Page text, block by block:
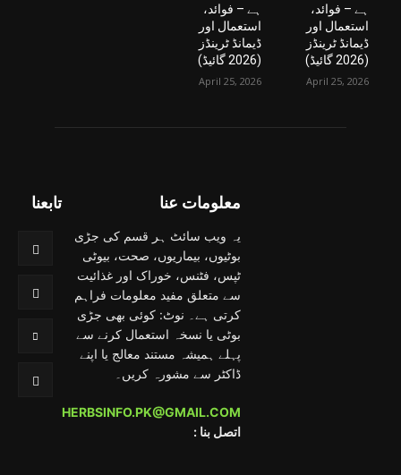
ہے – فوائد،
استعمال اور
ڈیمانڈ ٹرینڈز
(2026 گائیڈ)
April 25, 2026
ہے – فوائد،
استعمال اور
ڈیمانڈ ٹرینڈز
(2026 گائیڈ)
April 25, 2026
معلومات عنا
یہ ویب سائٹ ہر قسم کی جڑی
بوٹیوں، بیماریوں، صحت، بیوٹی
ٹپس، فٹنس، خوراک اور غذائیت
سے متعلق مفید معلومات فراہم
کرتی ہے۔ نوٹ: کوئی بھی جڑی
بوٹی یا نسخہ استعمال کرنے سے
پہلے ہمیشہ مستند معالج یا اپنے
ڈاکٹر سے مشورہ کریں۔
HERBSINFO.PK@GMAIL.COM
: اتصل بنا
تابعنا